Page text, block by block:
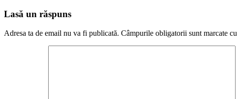
Lasă un răspuns
Adresa ta de email nu va fi publicată. Câmpurile obligatorii sunt marcate cu